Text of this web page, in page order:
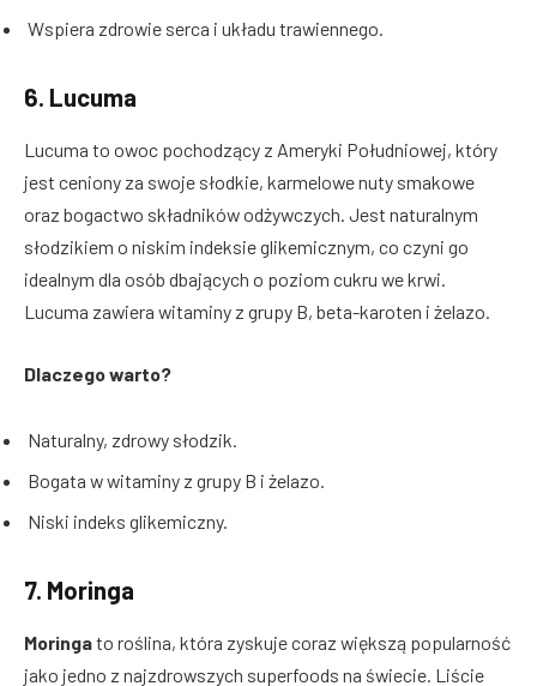
Wspiera zdrowie serca i układu trawiennego.
6. Lucuma
Lucuma to owoc pochodzący z Ameryki Południowej, który
jest ceniony za swoje słodkie, karmelowe nuty smakowe
oraz bogactwo składników odżywczych. Jest naturalnym
słodzikiem o niskim indeksie glikemicznym, co czyni go
idealnym dla osób dbających o poziom cukru we krwi.
Lucuma zawiera witaminy z grupy B, beta-karoten i żelazo.
Dlaczego warto?
Naturalny, zdrowy słodzik.
Bogata w witaminy z grupy B i żelazo.
Niski indeks glikemiczny.
7. Moringa
Moringato roślina, która zyskuje coraz większą popularność
jako jedno z najzdrowszych superfoods na świecie. Liście